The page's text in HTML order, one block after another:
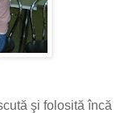
şi folosită încă